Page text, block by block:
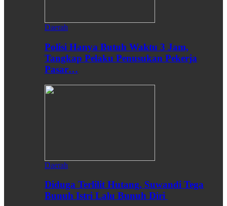
Daerah
Polisi Hanya Butuh Waktu 3 Jam,
Tangkap Pelaku Penusukan Pekerja
Pasar…
Daerah
Diduga Terlilit Hutang, Suwandi Tega
Bunuh Istri Lalu Bunuh Diri